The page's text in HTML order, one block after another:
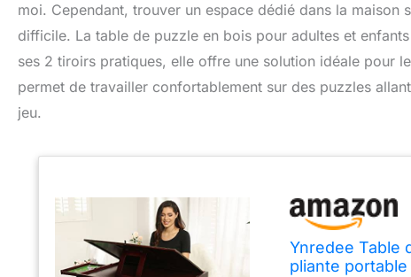
moi. Cependant, trouver un espace dédié dans la maison
difficile. La table de puzzle en bois pour adultes et
ses 2 tiroirs pratiques, elle offre une solution idéale pour
permet de travailler confortablement sur des puzzles
jeu.
Ynredee Table
pliante